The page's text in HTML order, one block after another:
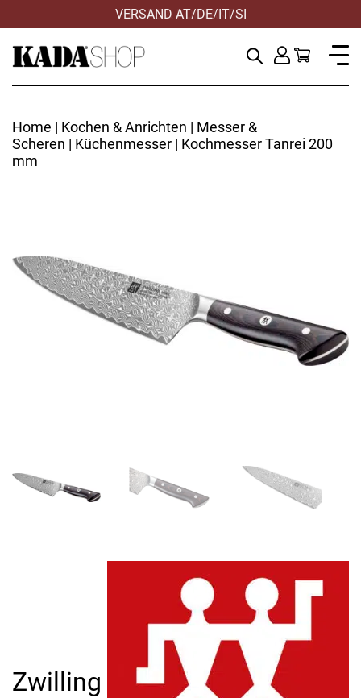
VERSAND AT/DE/IT/SI
Home | Kochen & Anrichten | Messer &
Scheren | Küchenmesser | Kochmesser Tanrei 200
mm
Zwilling